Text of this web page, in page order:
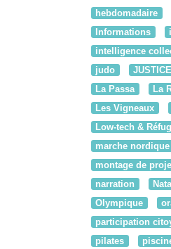
hebdomadaire
Informations
intelligence
judo
La Passa
La
Les Vigneaux
Low-tech &
marche nordique
montage de
narration
Olympique
participation
pilates